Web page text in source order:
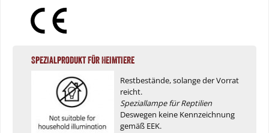
Spezialprodukt für Heimtiere
Restbestände, solange der Vorrat
reicht.
Speziallampe für Reptilien
Deswegen keine Kennzeichnung
gemäß EEK.